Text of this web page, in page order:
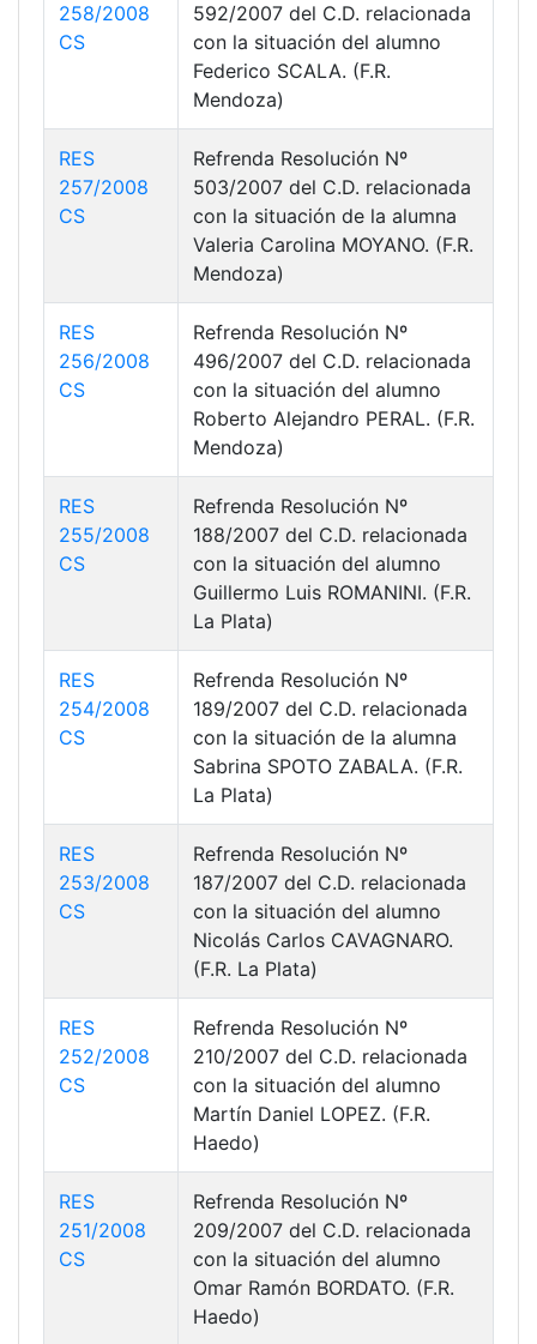
258/2008
CS
592/2007 del C.D. relacionada
con la situación del alumno
Federico SCALA. (F.R.
Mendoza)
RES
257/2008
CS
Refrenda Resolución Nº
503/2007 del C.D. relacionada
con la situación de la alumna
Valeria Carolina MOYANO. (F.R.
Mendoza)
RES
256/2008
CS
Refrenda Resolución Nº
496/2007 del C.D. relacionada
con la situación del alumno
Roberto Alejandro PERAL. (F.R.
Mendoza)
RES
255/2008
CS
Refrenda Resolución Nº
188/2007 del C.D. relacionada
con la situación del alumno
Guillermo Luis ROMANINI. (F.R.
La Plata)
RES
254/2008
CS
Refrenda Resolución Nº
189/2007 del C.D. relacionada
con la situación de la alumna
Sabrina SPOTO ZABALA. (F.R.
La Plata)
RES
253/2008
CS
Refrenda Resolución Nº
187/2007 del C.D. relacionada
con la situación del alumno
Nicolás Carlos CAVAGNARO.
(F.R. La Plata)
RES
252/2008
CS
Refrenda Resolución Nº
210/2007 del C.D. relacionada
con la situación del alumno
Martín Daniel LOPEZ. (F.R.
Haedo)
RES
251/2008
CS
Refrenda Resolución Nº
209/2007 del C.D. relacionada
con la situación del alumno
Omar Ramón BORDATO. (F.R.
Haedo)